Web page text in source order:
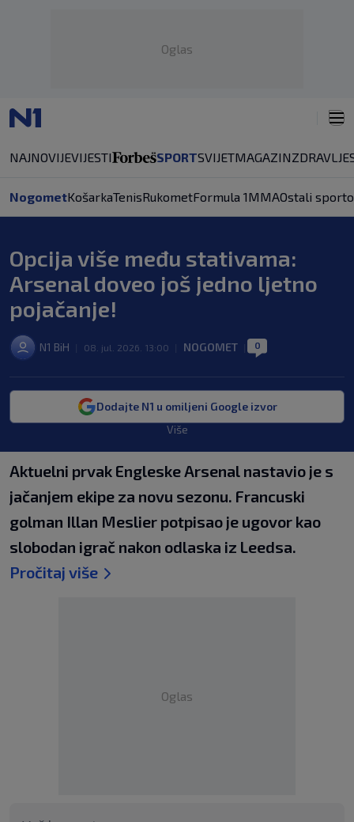
Oglas
NAJNOVIJEVIJESTI SPORTSVIJETMAGAZINZDRAVLJE
NogometKošarkaTenisRukometFormula 1MMAOstali
Opcija više među stativama:
Arsenal doveo još jedno ljetno
pojačanje!
N1 BiH 08. jul. 2026. 13:00 NOGOMET 0
Dodajte N1 u omiljeni Google izvor
Više
Aktuelni prvak Engleske Arsenal nastavio je s
jačanjem ekipe za novu sezonu. Francuski
golman Illan Meslier potpisao je ugovor kao
slobodan igrač nakon odlaska iz Leedsa.
Pročitaj više
Oglas